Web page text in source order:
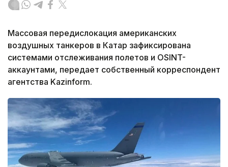
Массовая передислокация американских
воздушных танкеров в Катар зафиксирована
системами отслеживания полетов и OSINT-
аккаунтами, передает собственный корреспондент
агентства Kazinform.